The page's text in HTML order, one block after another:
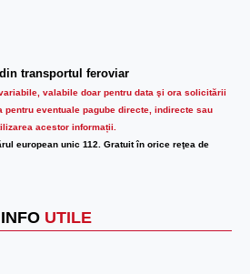
transportul feroviar
valabile doar pentru data şi ora solicitării
pentru eventuale pagube directe, indirecte sau
acestor informații.
european unic 112. Gratuit în orice reţea de
INFO UTILE